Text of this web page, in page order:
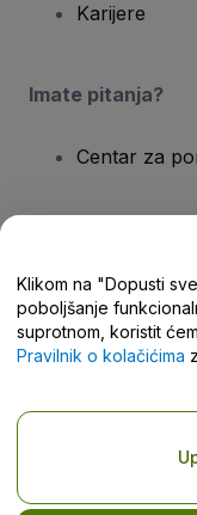
Karijere
Imate pitanja?
Centar za
Autorska prava ©
Korištenjem ovog
Pravilnik o zaštiti
zaštiti privatnosti za
Klikom na "Dopusti
poboljšanje
suprotnom, koristit
Pravilnik o kolačićima